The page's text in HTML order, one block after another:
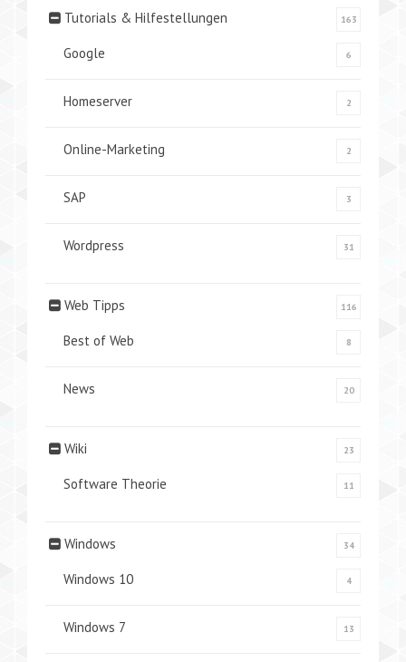
Tutorials & Hilfestellungen 163
Google 6
Homeserver 2
Online-Marketing 2
SAP 3
Wordpress 31
Web Tipps 116
Best of Web 8
News 20
Wiki 23
Software Theorie 11
Windows 34
Windows 10 4
Windows 7 13